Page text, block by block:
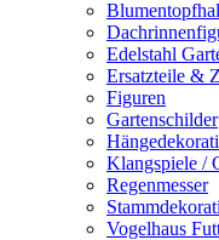
Edelstahl
Ersatzteile &
Figuren
Gartenschilder
Klangspiele /
Regenmesser
Vogelhaus